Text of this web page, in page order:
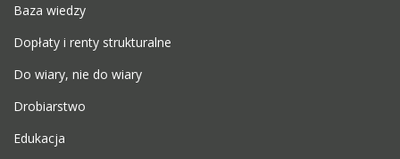
Baza wiedzy
Dopłaty i renty strukturalne
Do wiary, nie do wiary
Drobiarstwo
Edukacja